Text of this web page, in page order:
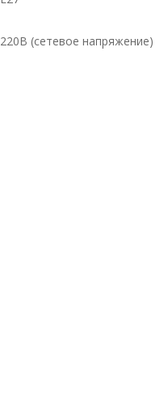
220В (сетевое напряжение)